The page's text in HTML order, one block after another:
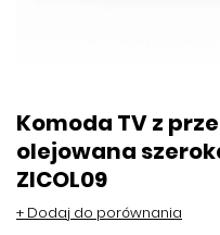
Komoda TV z
olejowana
ZICOL09
+ Dodaj do porównania